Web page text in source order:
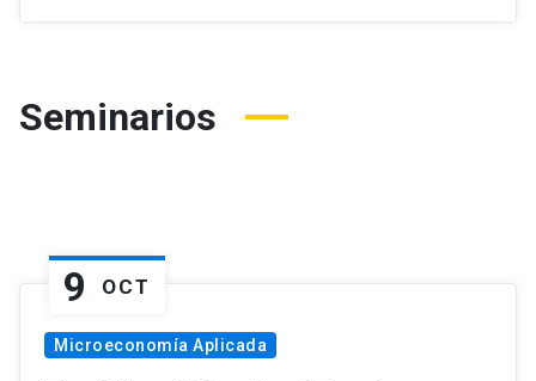
Seminarios
9 OCT
Microeconomía Aplicada